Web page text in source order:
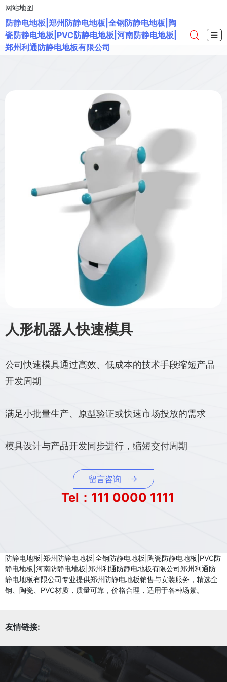
网站地图
防静电地板|郑州防静电地板|全钢防静电地板|陶
瓷防静电地板|PVC防静电地板|河南防静电地板|
郑州利通防静电地板有限公司
☰
人形机器人快速模具
公司快速模具通过高效、低成本的技术手段缩短产品
开发周期
满足小批量生产、原型验证或快速市场投放的需求
模具设计与产品开发同步进行，缩短交付周期
留言咨询
Tel：111 0000 1111
防静电地板|郑州防静电地板|全钢防静电地板|陶瓷防静电地板|PVC防
静电地板|河南防静电地板|郑州利通防静电地板有限公司郑州利通防
静电地板有限公司专业提供郑州防静电地板销售与安装服务，精选全
钢、陶瓷、PVC材质，质量可靠，价格合理，适用于各种场景。
友情链接: